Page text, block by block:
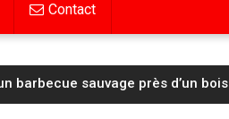
Contact
barbecue sauvage près d’un bois